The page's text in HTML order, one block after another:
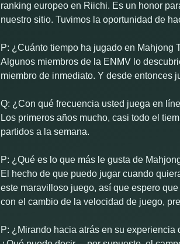
ranking europeo en Riichi. Es un honor
nuestro sitio. Tuvimos la oportunidad de
P: ¿Cuánto tiempo ha jugado en Mahjong
Algunos miembros de la ENMV lo
miembro de inmediato. Y desde entonces
Q: ¿Con qué frecuencia usted juega en
Los primeros años mucho, casi todo el
partidos a la semana.
P: ¿Qué es lo que más le gusta de
El hecho de que puedo jugar cuando
este maravilloso juego, así que espero
con el cambio de la velocidad de juego,
P: ¿Mirando hacia atrás en su